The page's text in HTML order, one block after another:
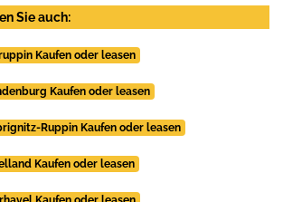
Sie auch:
Kaufen oder leasen
Kaufen oder leasen
Ruppin Kaufen oder leasen
Kaufen oder leasen